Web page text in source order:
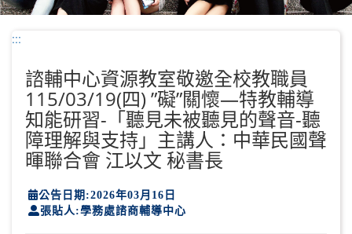
:::
諮輔中心資源教室敬邀全校教職員
115/03/19(四) ”礙”關懷—特教輔導
知能研習-「聽見未被聽見的聲音-聽
障理解與支持」主講人：中華民國聲
暉聯合會 江以文 秘書長
公告日期:2026年03月16日
張貼人:學務處諮商輔導中心